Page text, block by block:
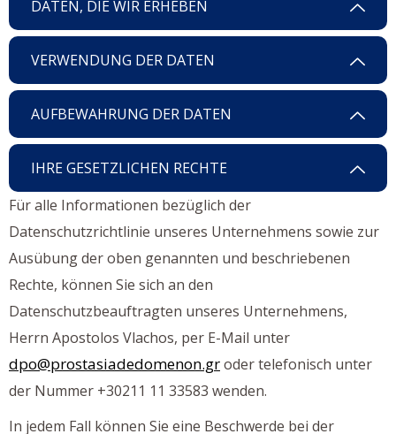
DATEN, DIE WIR ERHEBEN
VERWENDUNG DER DATEN
AUFBEWAHRUNG DER DATEN
IHRE GESETZLICHEN RECHTE
Für alle Informationen bezüglich der
Datenschutzrichtlinie unseres Unternehmens sowie zur
Ausübung der oben genannten und beschriebenen
Rechte, können Sie sich an den
Datenschutzbeauftragten unseres Unternehmens,
Herrn Apostolos Vlachos, per E-Mail unter
dpo@prostasiadedomenon.groder telefonisch unter
der Nummer +30211 11 33583 wenden.
In jedem Fall können Sie eine Beschwerde bei der